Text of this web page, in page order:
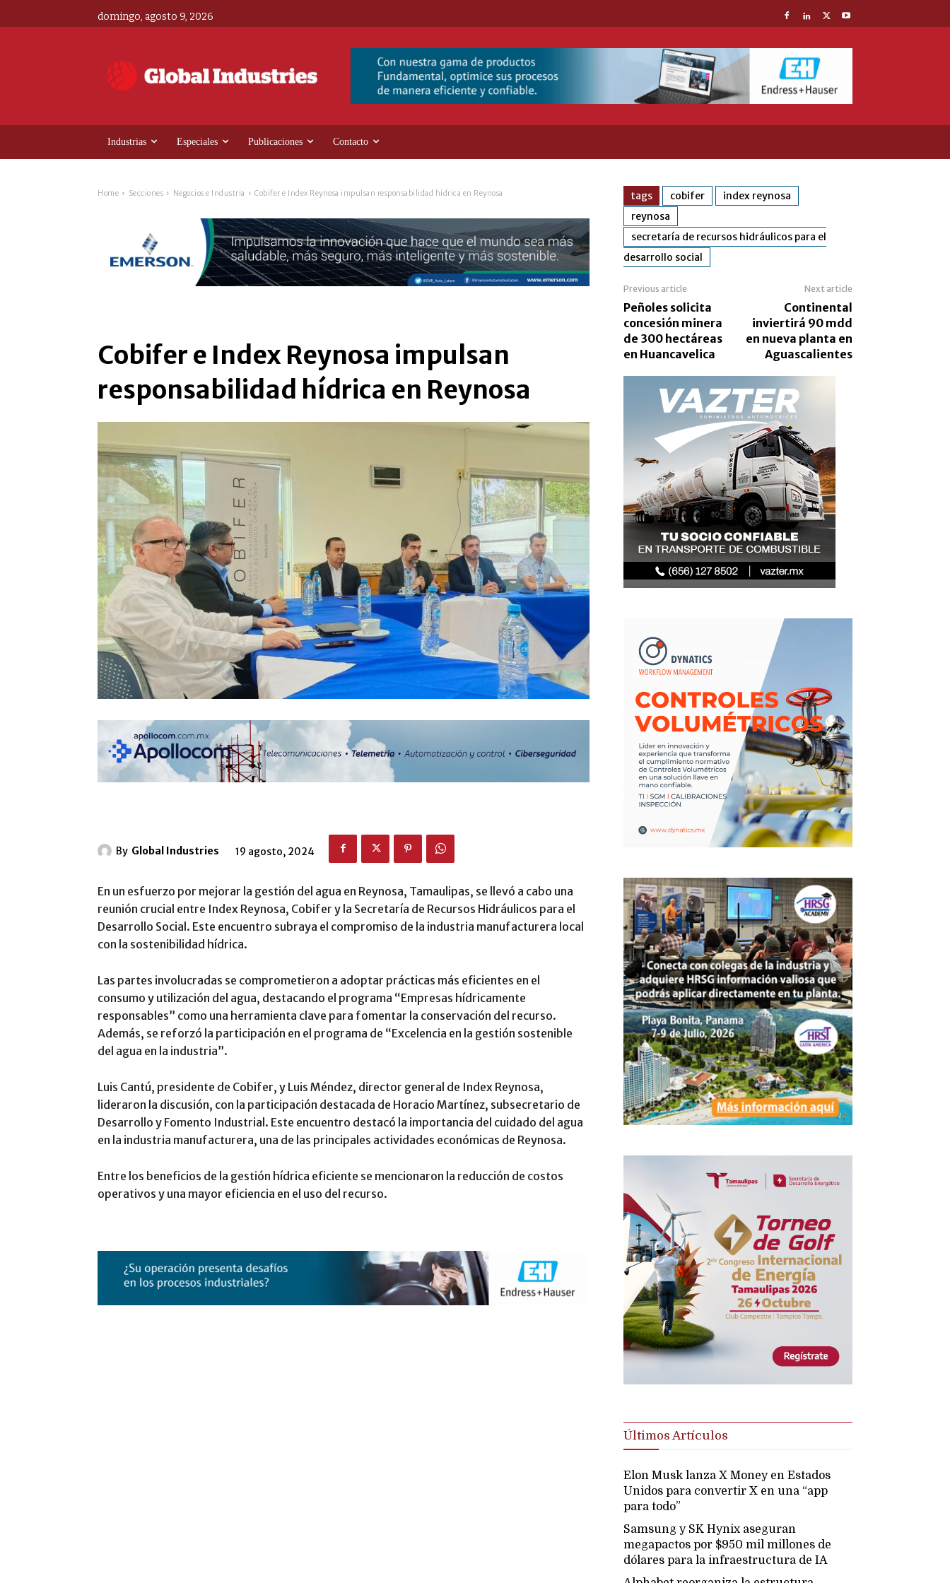
domingo, agosto 9, 2026
Industrias Especiales Publicaciones Contacto
Home Secciones Negocios e Industria Cobifer e Index Reynosa impulsan responsabilidad hídrica en Reynosa
Cobifer e Index Reynosa impulsan
responsabilidad hídrica en Reynosa
By Global Industries 19 agosto, 2024
En un esfuerzo por mejorar la gestión del agua en Reynosa, Tamaulipas, se llevó a cabo una
reunión crucial entre Index Reynosa, Cobifer y la Secretaría de Recursos Hidráulicos para el
Desarrollo Social. Este encuentro subraya el compromiso de la industria manufacturera local
con la sostenibilidad hídrica.
Las partes involucradas se comprometieron a adoptar prácticas más eficientes en el
consumo y utilización del agua, destacando el programa “Empresas hídricamente
responsables” como una herramienta clave para fomentar la conservación del recurso.
Además, se reforzó la participación en el programa de “Excelencia en la gestión sostenible
del agua en la industria”.
Luis Cantú, presidente de Cobifer, y Luis Méndez, director general de Index Reynosa,
lideraron la discusión, con la participación destacada de Horacio Martínez, subsecretario de
Desarrollo y Fomento Industrial. Este encuentro destacó la importancia del cuidado del agua
en la industria manufacturera, una de las principales actividades económicas de Reynosa.
Entre los beneficios de la gestión hídrica eficiente se mencionaron la reducción de costos
operativos y una mayor eficiencia en el uso del recurso.
tags cobifer
index reynosa
reynosa
secretaría de recursos hidráulicos para el
desarrollo social
Previous article
Peñoles solicita
concesión minera
de 300 hectáreas
en Huancavelica
Next article
Continental
inviertirá 90 mdd
en nueva planta en
Aguascalientes
Últimos Artículos
Elon Musk lanza X Money en Estados
Unidos para convertir X en una “app
para todo”
Samsung y SK Hynix aseguran
megapactos por $950 mil millones de
dólares para la infraestructura de IA